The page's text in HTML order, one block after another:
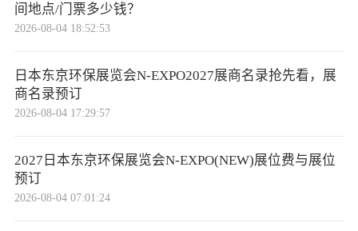
间地点/门票多少钱？
2026-08-04 18:52:53
日本东京环保展览会N-EXPO2027展商名录抢先看，展
商名录预订
2026-08-04 17:29:57
2027日本东京环保展览会N-EXPO(NEW)展位费与展位
预订
2026-08-04 07:01:24